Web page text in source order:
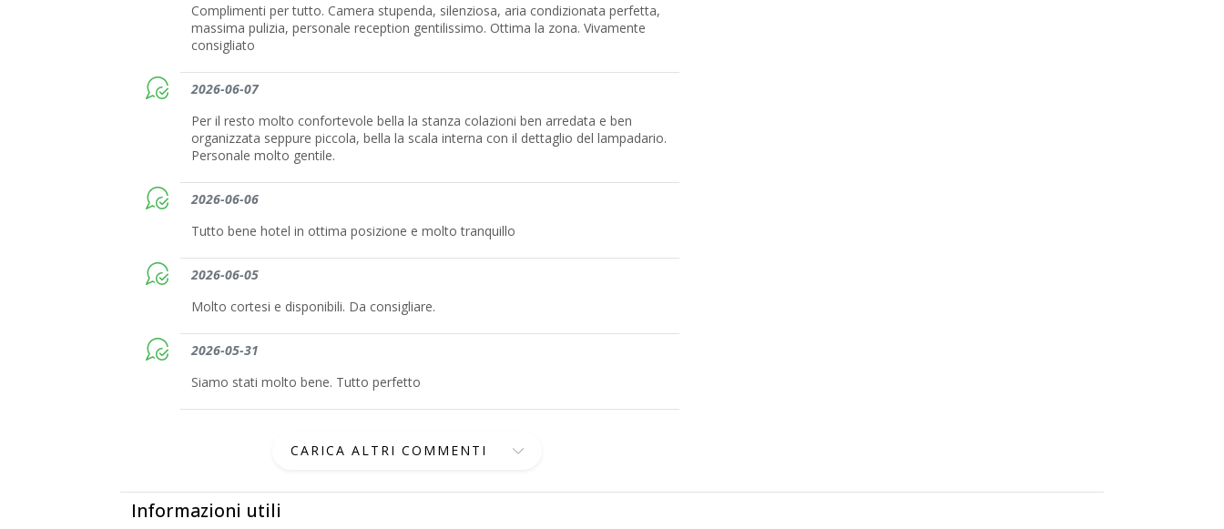
Complimenti per tutto. Camera stupenda, silenziosa, aria condizionata perfetta,
massima pulizia, personale reception gentilissimo. Ottima la zona. Vivamente
consigliato
2026-06-07
Per il resto molto confortevole bella la stanza colazioni ben arredata e ben
organizzata seppure piccola, bella la scala interna con il dettaglio del lampadario.
Personale molto gentile.
2026-06-06
Tutto bene hotel in ottima posizione e molto tranquillo
2026-06-05
Molto cortesi e disponibili. Da consigliare.
2026-05-31
Siamo stati molto bene. Tutto perfetto
CARICA ALTRI COMMENTI
Informazioni utili